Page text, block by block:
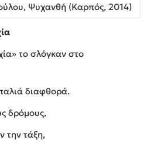
Ψυχανθή (Καρπός, 2014)
το σλόγκαν στο
διαφθορά.
δρόμους,
την τάξη,